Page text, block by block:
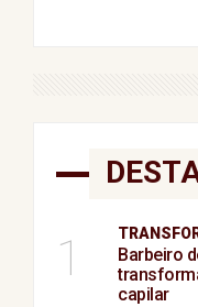
1
Barbeiro
capilar